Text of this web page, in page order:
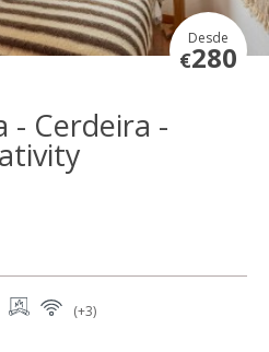
Desde
€280
- Cerdeira -
(+3)